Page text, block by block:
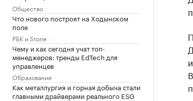
Общество
Что нового построят на Ходынском
поле
РБК и Stone
Чему и как сегодня учат топ-
менеджеров: тренды EdTech для
управленцев
Образование
Как металлургия и горная добыча стали
главными драйверами реального ESG
и